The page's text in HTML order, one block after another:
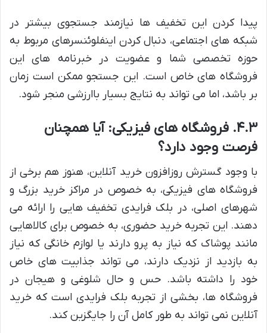
پیدا کردن این تخفیف ها نیازمند جستجوی بیشتر در
شبکه های اجتماعی، دنبال کردن اینفلوئنسرهای مربوط به
حوزه تخصصی شما و عضویت در خبرنامه های این
فروشگاه های خاص است. این جستجو ممکن است زمان
بر باشد، اما می تواند به نتایج بسیار باارزشی منجر شود.
۴.۳. فروشگاه های فیزیکی: آیا همچنان
فرصت وجود دارد؟
با وجود گسترش روزافزون خرید آنلاین، هنوز هم برخی از
فروشگاه های فیزیکی، به خصوص در مراکز خرید بزرگ و
شهرهای اصلی، در بلک فرایدی تخفیف هایی را ارائه می
دهند. این تجربه خرید حضوری، به خصوص برای کالاهایی
مانند پوشاک که نیاز به پرو دارند یا لوازم خانگی که نیاز
به بازدید از نزدیک دارند، می تواند جذابیت های خاص
خود را داشته باشد. حس و حال شلوغی و هیجان در
فروشگاه ها، بخشی از تجربه بلک فرایدی است که خرید
آنلاین نمی تواند به طور کامل آن را جایگزین کند.